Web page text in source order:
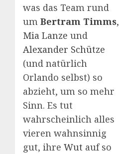
was das Team rund
um Bertram Timms,
Mia Lanze und
Alexander Schütze
(und natürlich
Orlando selbst) so
abzieht, um so mehr
Sinn. Es tut
wahrscheinlich alles
vieren wahnsinnig
gut, ihre Wut auf so